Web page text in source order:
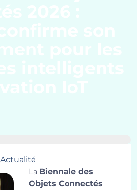
Actualité
La Biennale des
Objets Connectés